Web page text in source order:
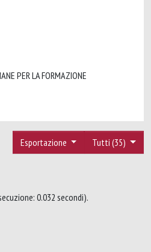
PER LA FORMAZIONE
Tutti (35)
Esportazione
0.032 secondi).